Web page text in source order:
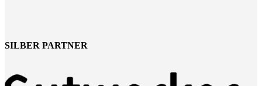
SILBER PARTNER